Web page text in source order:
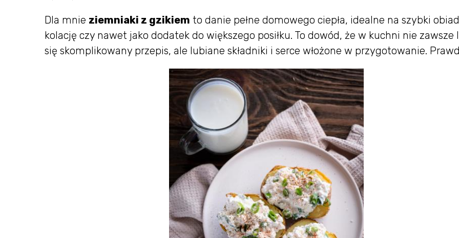
Dla mnie ziemniaki z gzikiem to danie pełne domowego ciepła, idealne na szybki
kolację czy nawet jako dodatek do większego posiłku. To dowód, że w kuchni nie zawsze
się skomplikowany przepis, ale lubiane składniki i serce włożone w przygotowanie.